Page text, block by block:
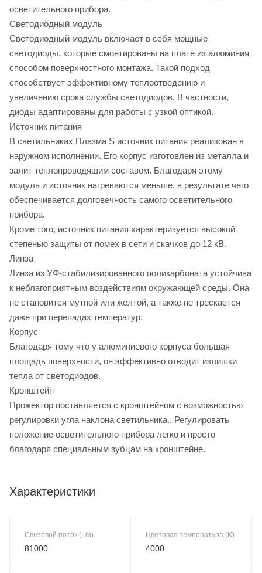
осветительного прибора.
Светодиодный модуль
Светодиодный модуль включает в себя мощные
светодиоды, которые смонтированы на плате из алюминия
способом поверхностного монтажа. Такой подход
способствует эффективному теплоотведению и
увеличению срока службы светодиодов. В частности,
диоды адаптированы для работы с узкой оптикой.
Источник питания
В светильниках Плазма S источник питания реализован в
наружном исполнении. Его корпус изготовлен из металла и
залит теплопроводящим составом. Благодаря этому
модуль и источник нагреваются меньше, в результате чего
обеспечивается долговечность самого осветительного
прибора.
Кроме того, источник питания характеризуется высокой
степенью защиты от помех в сети и скачков до 12 кВ.
Линза
Линза из УФ-стабилизированного поликарбоната устойчива
к неблагоприятным воздействиям окружающей среды. Она
не становится мутной или желтой, а также не трескается
даже при перепадах температур.
Корпус
Благодаря тому что у алюминиевого корпуса большая
площадь поверхности, он эффективно отводит излишки
тепла от светодиодов.
Кронштейн
Прожектор поставляется с кронштейном с возможностью
регулировки угла наклона светильника.. Регулировать
положение осветительного прибора легко и просто
благодаря специальным зубцам на кронштейне.
Характеристики
Световой поток (Lm)
81000
Цветовая температура (K)
4000